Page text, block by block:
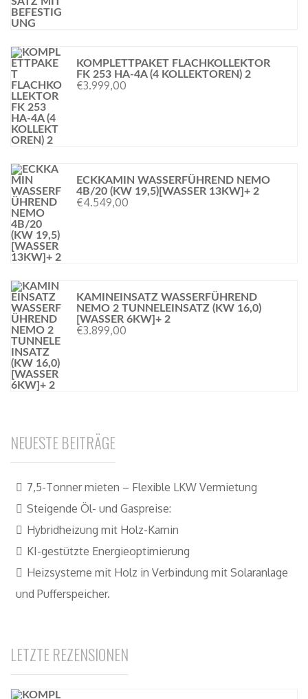
KOMPLETTPAKET FLACHKOLLEKTOR
FK 253 HA-4A (4 KOLLEKTOREN) 2
€3.999,00
ECKKAMIN WASSERFÜHREND NEMO
4B/20 (KW 19,5)[WASSER 13KW]+ 2
€4.549,00
KAMINEINSATZ WASSERFÜHREND
NEMO 2 TUNNELEINSATZ (KW 16,0)
[WASSER 6KW]+ 2
€3.899,00
NEUESTE BEITRÄGE
7,5-Tonner mieten – Flexible LKW Vermietung
Steigende Öl- und Gaspreise:
Hybridheizung mit Holz-Kamin
KI-gestützte Energieoptimierung
Heizsysteme mit Holz in Verbindung mit Solaranlage
und Pufferspeicher.
LETZTE REZENSIONEN